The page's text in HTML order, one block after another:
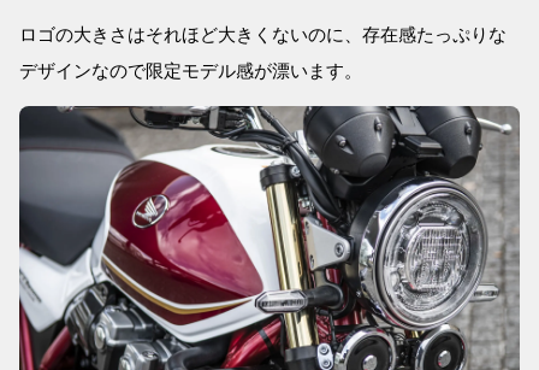
ロゴの大きさはそれほど大きくないのに、存在感たっぷりな
デザインなので限定モデル感が漂います。